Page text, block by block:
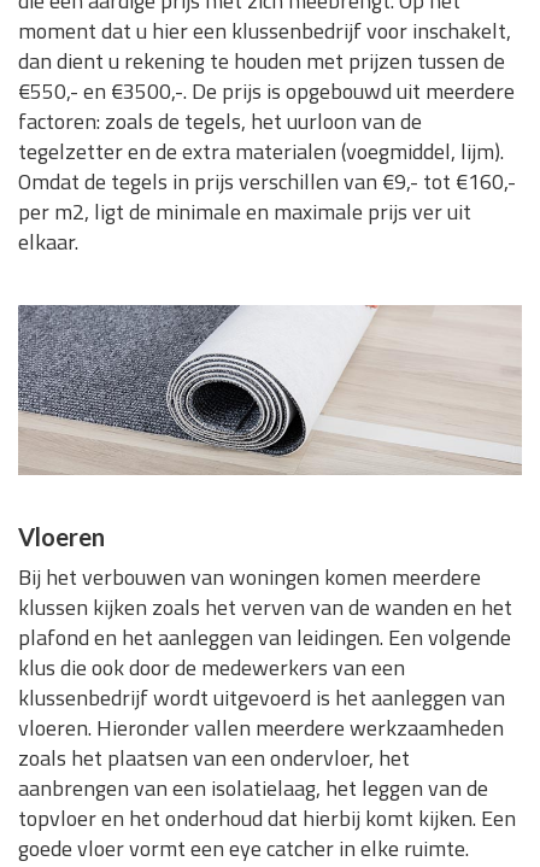
moment dat u hier een klussenbedrijf voor inschakelt,
dan dient u rekening te houden met prijzen tussen de
€550,- en €3500,-. De prijs is opgebouwd uit meerdere
factoren: zoals de tegels, het uurloon van de
tegelzetter en de extra materialen (voegmiddel, lijm).
Omdat de tegels in prijs verschillen van €9,- tot €160,-
per m2, ligt de minimale en maximale prijs ver uit
elkaar.
Vloeren
Bij het verbouwen van woningen komen meerdere
klussen kijken zoals het verven van de wanden en het
plafond en het aanleggen van leidingen. Een volgende
klus die ook door de medewerkers van een
klussenbedrijf wordt uitgevoerd is het aanleggen van
vloeren. Hieronder vallen meerdere werkzaamheden
zoals het plaatsen van een ondervloer, het
aanbrengen van een isolatielaag, het leggen van de
topvloer en het onderhoud dat hierbij komt kijken. Een
goede vloer vormt een eye catcher in elke ruimte.